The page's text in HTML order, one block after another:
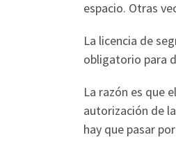
espacio. Otras
La licencia de
obligatorio para
La razón es que
autorización de
hay que pasar